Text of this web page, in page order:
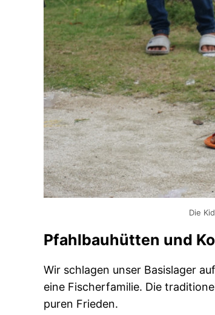
Die
Pfahlbauhütten und
Wir schlagen unser Basislager
eine Fischerfamilie. Die
puren Frieden.